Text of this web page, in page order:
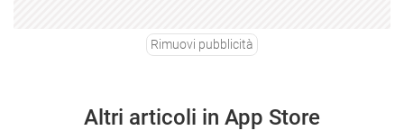
Rimuovi pubblicità
Altri articoli in App Store